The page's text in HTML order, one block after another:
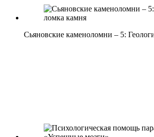
Сьяновские каменоломни – 5: